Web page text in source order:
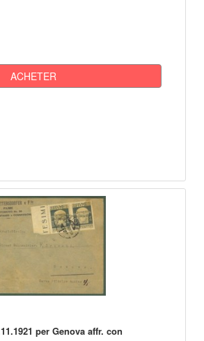
ACHETER
per Genova affr. con